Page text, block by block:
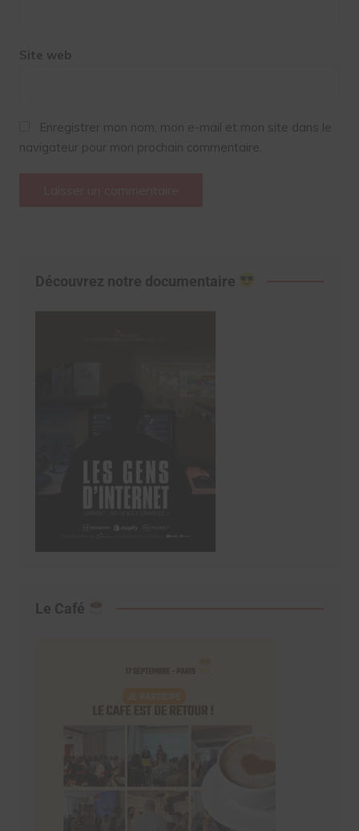
Site web
Enregistrer mon nom, mon e-mail et mon site dans le
navigateur pour mon prochain commentaire.
Découvrez notre documentaire
Le Café